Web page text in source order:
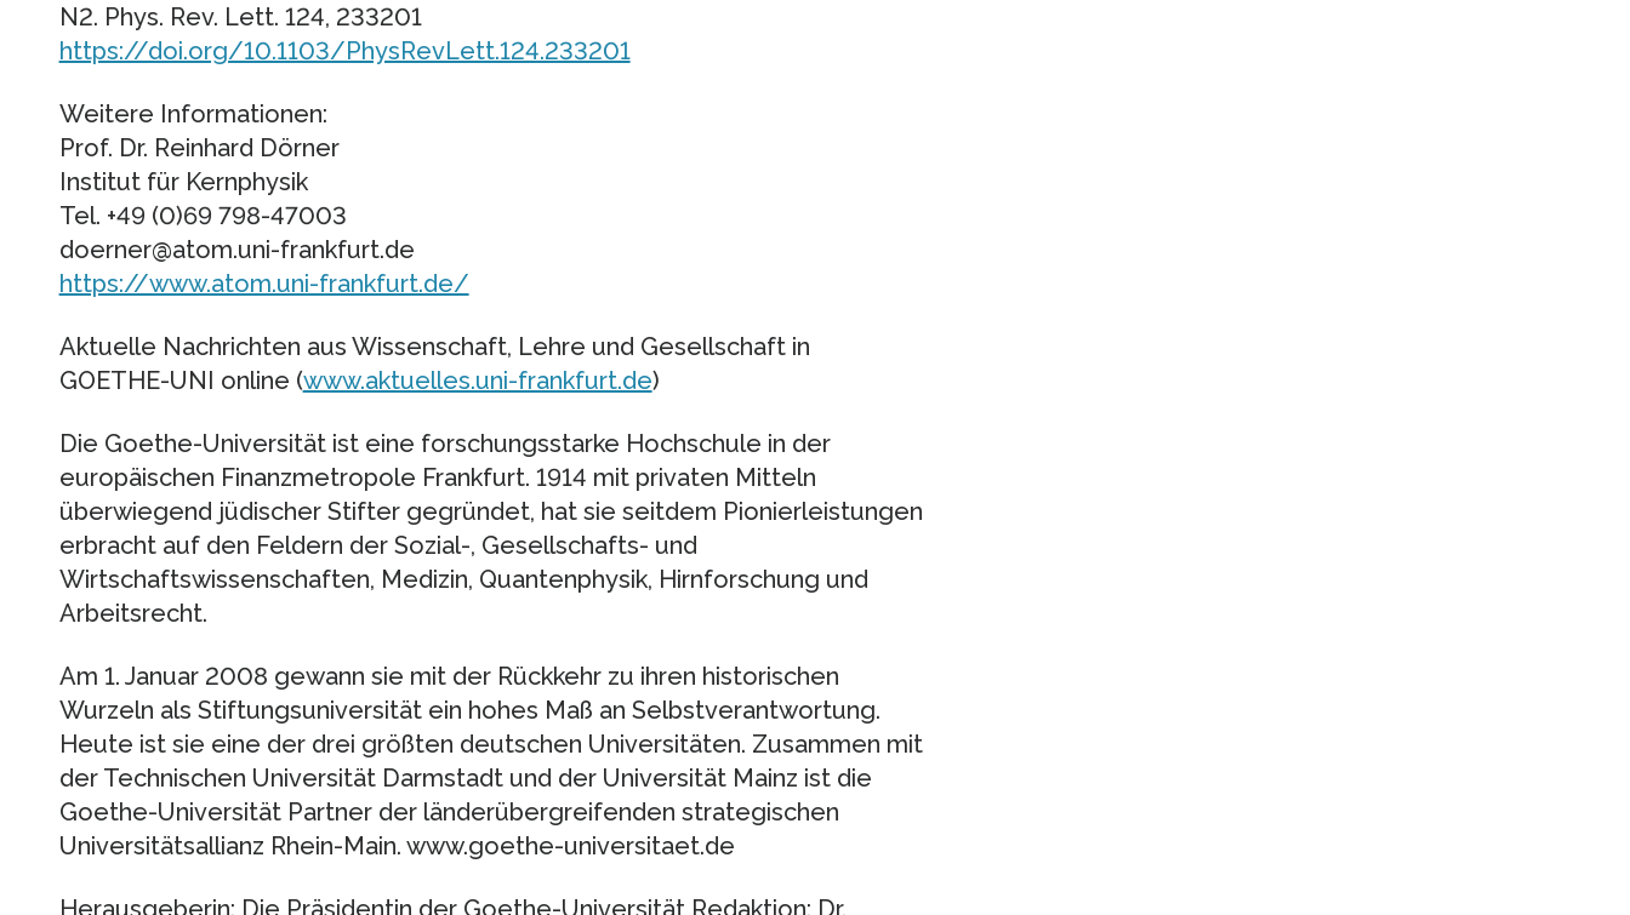
N2. Phys. Rev. Lett. 124, 233201
https://doi.org/10.1103/PhysRevLett.124.233201
Weitere Informationen:
Prof. Dr. Reinhard Dörner
Institut für Kernphysik
Tel. +49 (0)69 798-47003
doerner@atom.uni-frankfurt.de
https://www.atom.uni-frankfurt.de/
Aktuelle Nachrichten aus Wissenschaft, Lehre und Gesellschaft in
GOETHE-UNI online (www.aktuelles.uni-frankfurt.de)
Die Goethe-Universität ist eine forschungsstarke Hochschule in der
europäischen Finanzmetropole Frankfurt. 1914 mit privaten Mitteln
überwiegend jüdischer Stifter gegründet, hat sie seitdem Pionierleistungen
erbracht auf den Feldern der Sozial-, Gesellschafts- und
Wirtschaftswissenschaften, Medizin, Quantenphysik, Hirnforschung und
Arbeitsrecht.
Am 1. Januar 2008 gewann sie mit der Rückkehr zu ihren historischen
Wurzeln als Stiftungsuniversität ein hohes Maß an Selbstverantwortung.
Heute ist sie eine der drei größten deutschen Universitäten. Zusammen mit
der Technischen Universität Darmstadt und der Universität Mainz ist die
Goethe-Universität Partner der länderübergreifenden strategischen
Universitätsallianz Rhein-Main. www.goethe-universitaet.de